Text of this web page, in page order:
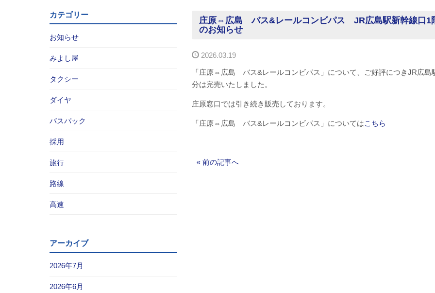
庄原⇔広島 バス&レールコンビパス JR広島駅新幹線口1
のお知らせ
2026.03.19
「庄原⇔広島 バス&レールコンビパス」について、ご好評につきJR広島
分は完売いたしました。
庄原窓口では引き続き販売しております。
「庄原⇔広島 バス&レールコンビパス」についてはこちら
«前の記事へ
カテゴリー
お知らせ
みよし屋
タクシー
ダイヤ
バスパック
採用
旅行
路線
高速
アーカイブ
2026年7月
2026年6月